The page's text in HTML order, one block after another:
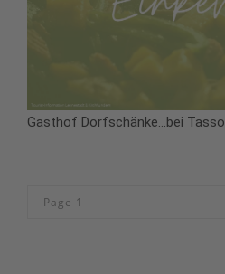
Gasthof Dorfschänke...bei Tasso